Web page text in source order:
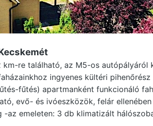
re található, az M5-os autópályáról
ingyenes kültéri
fűtés) apartmanként funkcionáló
evő- és ivóeszközök, felár
az emeleten: 3 db klimatizált